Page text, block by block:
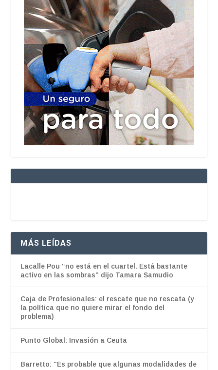
MÁS LEÍDAS
Lacalle Pou “no está en el cuartel. Está bastante
activo en las sombras” dijo Tamara Samudio
Caja de Profesionales: el rescate que no rescata (y
la política que no quiere mirar el fondo del
problema)
Punto Global: Invasión a Ceuta
Barretto: "Es probable que algunas modalidades de